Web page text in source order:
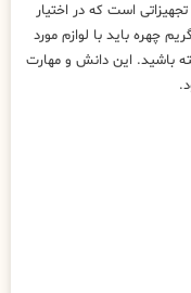
است که در اختیار
چهره باید با لوازم مورد
باشید. این دانش و مهارت